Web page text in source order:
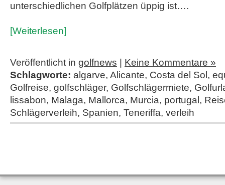
unterschiedlichen Golfplätzen üppig ist….
[Weiterlesen]
Veröffentlicht in golfnews
Keine Kommentare »
Schlagworte: algarve, Alicante, Costa del Sol ,
Golfreise, golfschläger, Golfschlägermiete,
lissabon, Malaga, Mallorca, Murcia, portugal ,
Schlägerverleih, Spanien, Teneriffa, verleih